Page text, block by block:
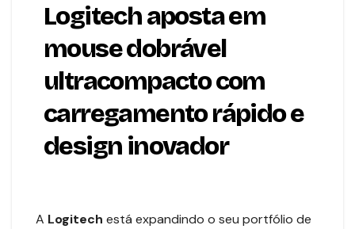
Logitech aposta em
mouse dobrável
ultracompacto com
carregamento rápido e
design inovador
A Logitech está expandindo o seu portfólio de